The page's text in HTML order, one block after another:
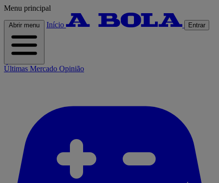
Menu principal
Abrir menu Início Entrar
Últimas Mercado Opinião